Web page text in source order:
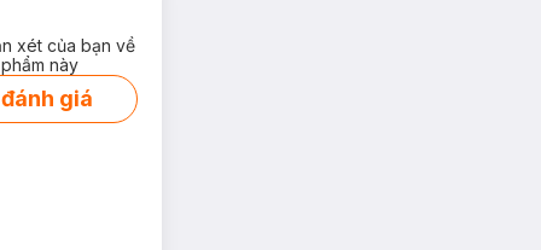
xét của bạn về
này
giá